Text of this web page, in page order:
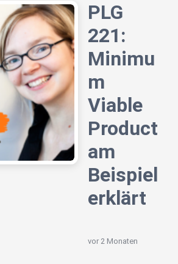
PLG
221:
Minimu
m
Viable
Product
am
Beispiel
erklärt
vor 2 Monaten